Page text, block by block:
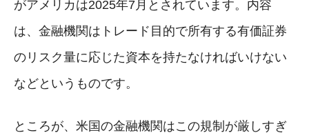
がアメリカは2025年7月とされています。内容
は、金融機関はトレード目的で所有する有価証券
のリスク量に応じた資本を持たなければいけない
などというものです。
ところが、米国の金融機関はこの規制が厳しすぎ